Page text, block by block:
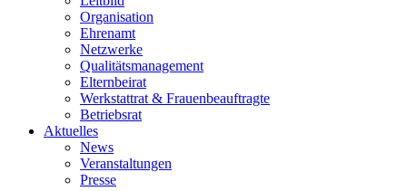
Organisation
Ehrenamt
Netzwerke
Qualitätsmanagement
Elternbeirat
Werkstattrat & Frauenbeauftragte
Betriebsrat
Aktuelles
News
Veranstaltungen
Presse